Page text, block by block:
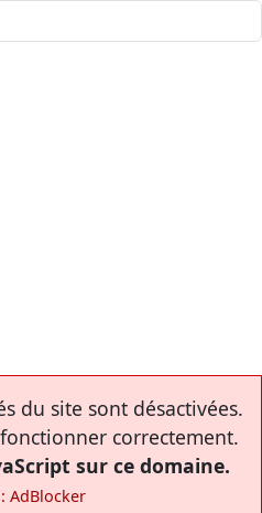
du site sont désactivées.
correctement.
sur ce domaine.
AdBlocker